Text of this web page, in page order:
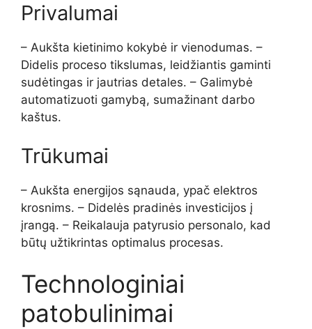
Privalumai
– Aukšta kietinimo kokybė ir vienodumas. –
Didelis proceso tikslumas, leidžiantis gaminti
sudėtingas ir jautrias detales. – Galimybė
automatizuoti gamybą, sumažinant darbo
kaštus.
Trūkumai
– Aukšta energijos sąnauda, ypač elektros
krosnims. – Didelės pradinės investicijos į
įrangą. – Reikalauja patyrusio personalo, kad
būtų užtikrintas optimalus procesas.
Technologiniai
patobulinimai